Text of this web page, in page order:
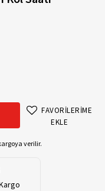
FAVORİLERİME
EKLE
verilir.